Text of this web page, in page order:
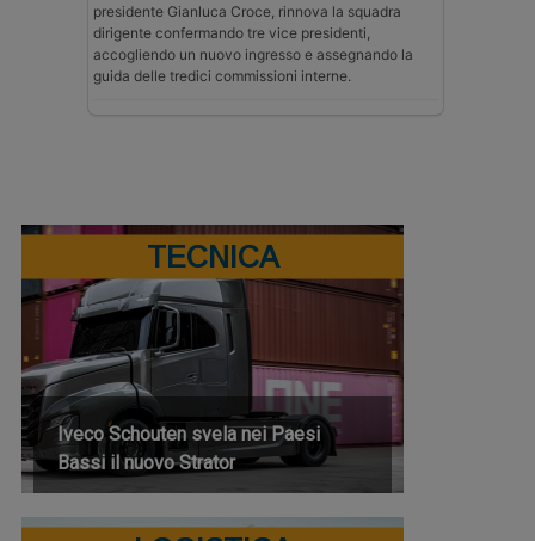
presidente Gianluca Croce, rinnova la squadra
dirigente confermando tre vice presidenti,
accogliendo un nuovo ingresso e assegnando la
guida delle tredici commissioni interne.
TECNICA
Iveco Schouten svela nei Paesi
Bassi il nuovo Strator